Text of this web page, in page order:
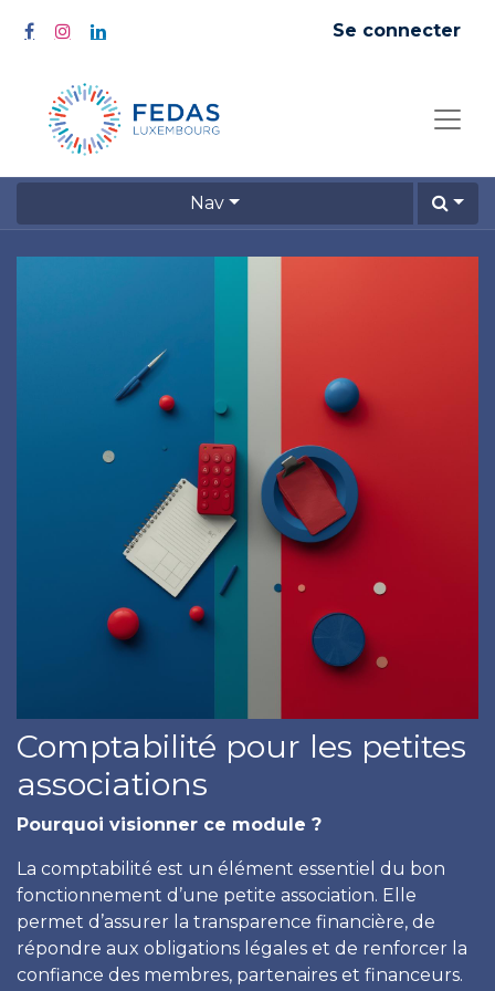
Se connecter
Nav
Comptabilité pour les petites
associations
Pourquoi visionner ce module ?
La comptabilité est un élément essentiel du bon
fonctionnement d’une petite association. Elle
permet d’assurer la transparence financière, de
répondre aux obligations légales et de renforcer la
confiance des membres, partenaires et financeurs.